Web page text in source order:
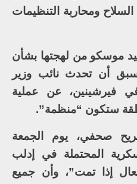
ومحاربة التنظيمات
موسكو من لهجتها بشأن
أن تحدث نائب وزير
فيرشينين، عن عملية
ستكون “منظمة”.
صحفي، يوم الجمعة
المحتملة في إدلب
إذا تمت”، وأن جميع